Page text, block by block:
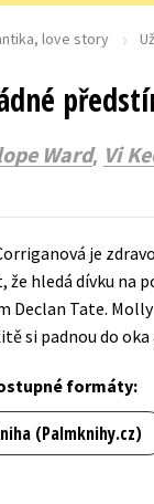
Dárkové publikace
Digitální fotografie
Esoterika a
Jazyky
Kalendáře
Komiks
love story
Ward, Vi
je
že hledá dívku na
Declan Tate.
si padnou do
formáty:
(Palmknihy.cz)